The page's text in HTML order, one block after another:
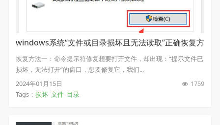
windows系统“文件或目录损坏且无法读取”正确恢复方
法
恢复方法一：命令提示符修复想要打开文件，却出现：“提示文件已
损坏，无法打开”的窗口，想要修复它，我们...
2024年01月15日
1759
Tags： 损坏 文件 目录